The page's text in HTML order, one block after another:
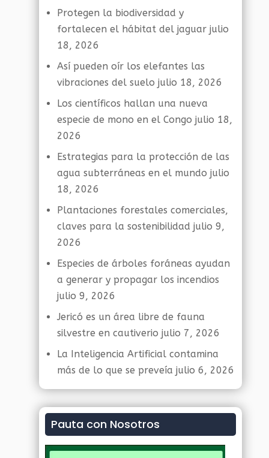
Protegen la biodiversidad y
fortalecen el hábitat del jaguar julio
18, 2026
Así pueden oír los elefantes las
vibraciones del suelo julio 18, 2026
Los científicos hallan una nueva
especie de mono en el Congo julio 18,
2026
Estrategias para la protección de las
agua subterráneas en el mundo julio
18, 2026
Plantaciones forestales comerciales,
claves para la sostenibilidad julio 9,
2026
Especies de árboles foráneas ayudan
a generar y propagar los incendios
julio 9, 2026
Jericó es un área libre de fauna
silvestre en cautiverio julio 7, 2026
La Inteligencia Artificial contamina
más de lo que se preveía julio 6, 2026
Pauta con Nosotros